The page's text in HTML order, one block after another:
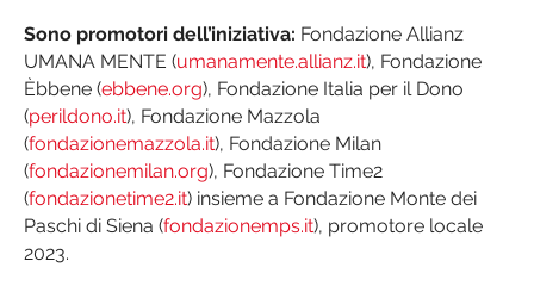
Sono promotori dell’iniziativa: Fondazione Allianz
UMANA MENTE (umanamente.allianz.it), Fondazione
Èbbene (ebbene.org), Fondazione Italia per il Dono
(perildono.it), Fondazione Mazzola
(fondazionemazzola.it), Fondazione Milan
(fondazionemilan.org), Fondazione Time2
(fondazionetime2.it) insieme a Fondazione Monte dei
Paschi di Siena (fondazionemps.it), promotore locale
2023.